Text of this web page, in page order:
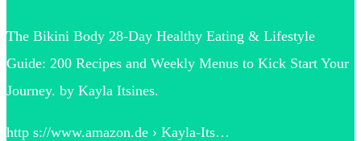
The Bikini Body 28-Day Healthy Eating & Lifestyle
Guide: 200 Recipes and Weekly Menus to Kick Start Your
Journey. by Kayla Itsines.
http s://www.amazon.de › Kayla-Its…